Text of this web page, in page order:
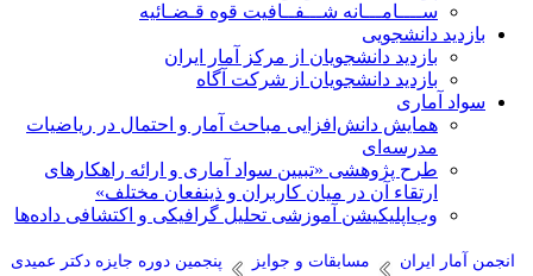
ســــامـــانه شـــفــافیت قوه قـضـائیه
بازدید دانشجویی
بازدید دانشجویان از مرکز آمار ایران
بازدید دانشجویان از شرکت آگاه
سواد آماری
همایش دانش‌افزایی مباحث آمار و احتمال در ریاضیات
مدرسه‌ای
طرح پژوهشی «تبیین سواد آماری و ارائه راهکارهای
ارتقاء آن در میان کاربران و ذینفعان مختلف»
وب‌اپلیکیشن آموزشی تحلیل گرافیکی و اکتشافی داده‌ها
انجمن آمار ایران مسابقات و جوایز پنجمین دوره جایزه دکتر عمیدی